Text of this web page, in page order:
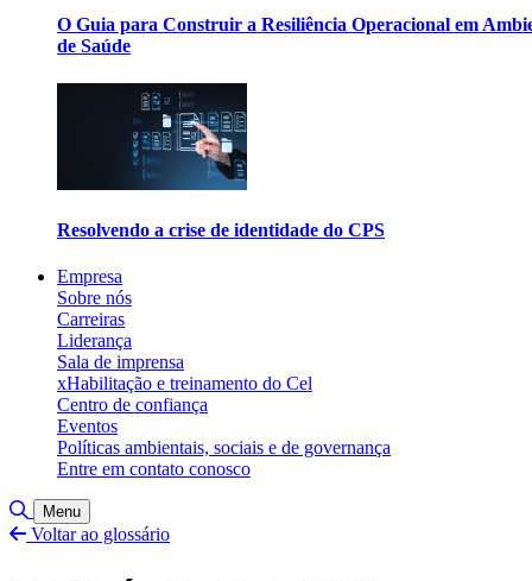
O Guia para Construir a Resiliência Operacional em
de Saúde
Resolvendo a crise de identidade do CPS
Empresa
Sobre nós
Carreiras
Liderança
Sala de imprensa
xHabilitação e treinamento do Cel
Centro de confiança
Eventos
Políticas ambientais, sociais e de governança
Entre em contato conosco
Alternar pesquisa
Menu
Voltar ao glossário